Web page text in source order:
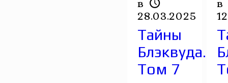
28.03.2025
Тайны
Блэквуда.
Том 7